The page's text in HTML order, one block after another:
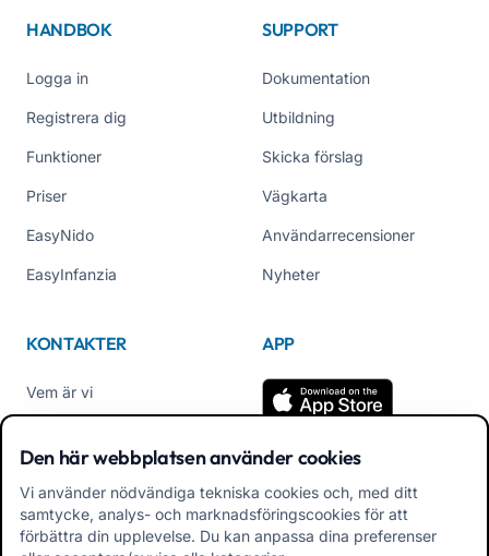
HANDBOK
Logga in
Registrera dig
Funktioner
Priser
EasyNido
EasyInfanzia
SUPPORT
Dokumentation
Utbildning
Skicka förslag
Vägkarta
Användarrecensioner
Nyheter
KONTAKTER
Vem är vi
Tel +39 02 84152514
APP
Ladda ner APK App
Familjer
Den här webbplatsen använder cookies
Vi använder nödvändiga tekniska cookies och, med ditt
samtycke, analys- och marknadsföringscookies för att
förbättra din upplevelse. Du kan anpassa dina preferenser